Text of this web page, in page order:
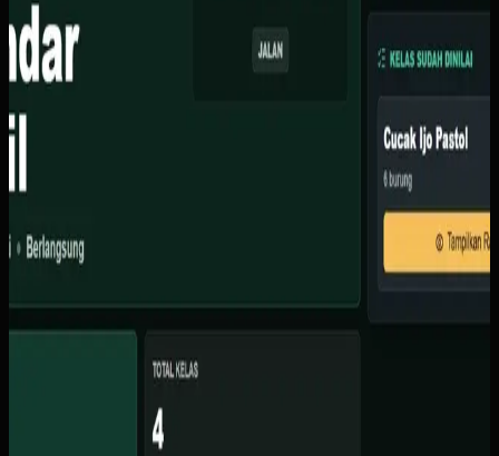
Baca studi kasus lengkap